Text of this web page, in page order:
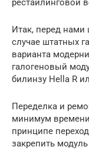
рестайлинговой
Итак, перед
случае штатных
варианта
галогеновый
билинзу Hella R
Переделка и
минимум
принципе
закрепить